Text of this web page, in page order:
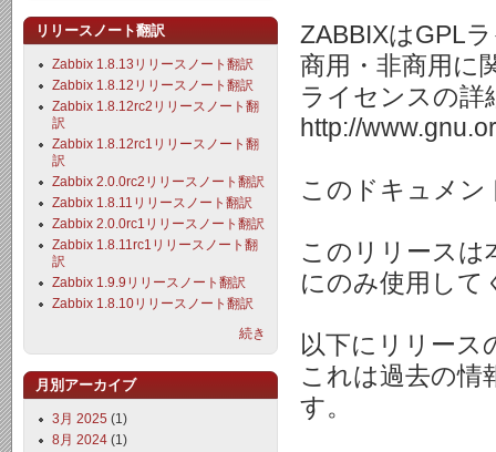
ZABBIXはGPL
商用・非商用に
ライセンスの詳
http://
このドキュメン
このリリースは
にのみ使用して
以下にリリース
これは過去の情
す。
リリースノート翻訳
Zabbix 1.8.13リリースノート翻訳
Zabbix 1.8.12リリースノート翻訳
Zabbix 1.8.12rc2リリースノート翻
訳
Zabbix 1.8.12rc1リリースノート翻
訳
Zabbix 2.0.0rc2リリースノート翻訳
Zabbix 1.8.11リリースノート翻訳
Zabbix 2.0.0rc1リリースノート翻訳
Zabbix 1.8.11rc1リリースノート翻
訳
Zabbix 1.9.9リリースノート翻訳
Zabbix 1.8.10リリースノート翻訳
続き
月別アーカイブ
3月 2025 (1)
8月 2024 (1)